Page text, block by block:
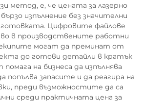
метод, е, че цената за лазерно
изпълнение без значителни
Цифровите файлове
в производствените работни
могат да преминат от
до готови детайли в кратък
помага на бизнеса да изпълнява
попълва запасите и да реагира на
преди възможностите да са
среди практичната цена за